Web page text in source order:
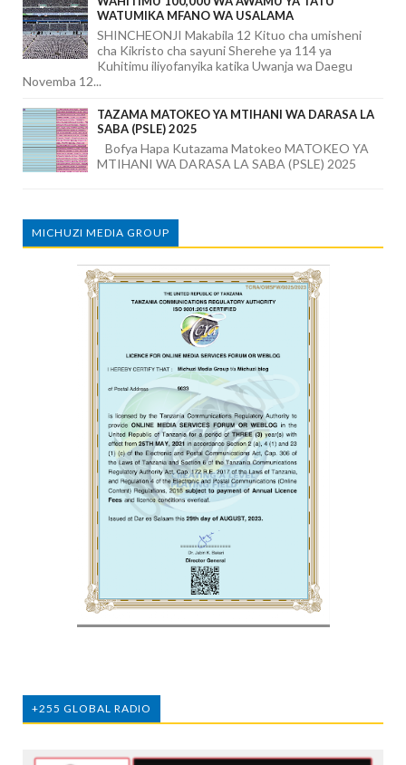
WATUMIKA MFANO WA USALAMA
SHINCHEONJI Makabila 12 Kituo cha umisheni
cha Kikristo cha sayuni Sherehe ya 114 ya
Kuhitimu iliyofanyika katika Uwanja wa Daegu
Novemba 12...
TAZAMA MATOKEO YA MTIHANI WA DARASA LA
SABA (PSLE) 2025
Bofya Hapa Kutazama Matokeo MATOKEO YA
MTIHANI WA DARASA LA SABA (PSLE) 2025
MICHUZI MEDIA GROUP
+255 GLOBAL RADIO